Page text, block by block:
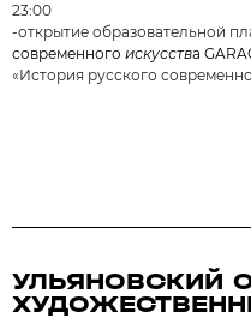
23:00
-открытие образовательной
современного искусства
«История русского
УЛЬЯНОВСКИЙ